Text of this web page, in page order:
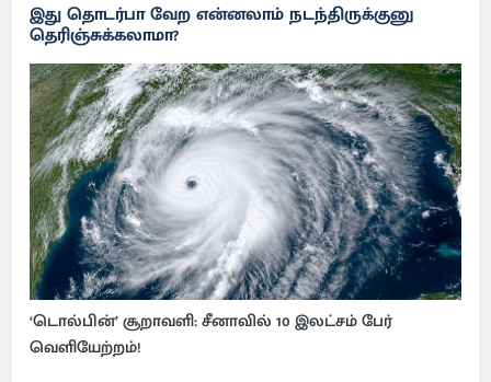
இது தொடர்பா வேற என்னலாம் நடந்திருக்குனு
தெரிஞ்சுக்கலாமா?
‘டொல்பின்’ சூறாவளி: சீனாவில் 10 இலட்சம் பேர்
வெளியேற்றம்!